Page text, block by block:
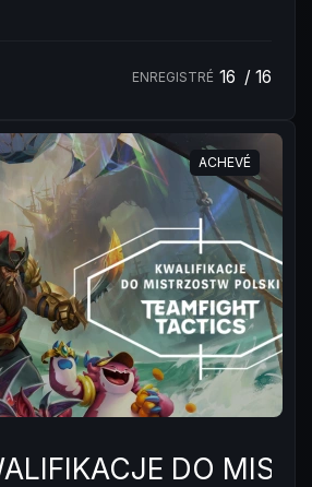
ENREGISTRÉ 16 / 16
ACHEVÉ
DO